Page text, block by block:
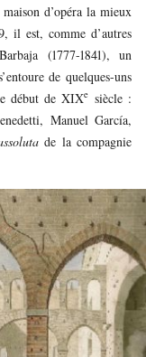
d’opéra la mieux
il est, comme d’autres
(1777-1841), un
de quelques-uns
début de XIXe siècle :
Manuel García,
de la compagnie